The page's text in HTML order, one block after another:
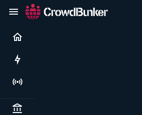
Live
Politics & institutions